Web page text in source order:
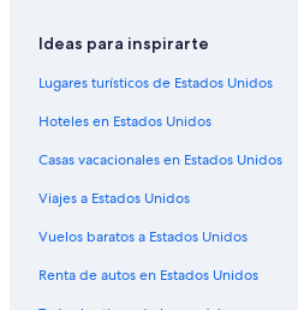
Cabañas en Pomasqui
Casas de huéspedes en
Apartamentos en Pomasqui
Hoteles haciendas en Pomasqui
Hostales en Pomasqui
Hoteles en Pomasqui
Villas en Pomasqui
Ideas para inspirarte
Lugares turísticos de Estados Unidos
Hoteles en Estados Unidos
Casas vacacionales en Estados Unidos
Viajes a Estados Unidos
Vuelos baratos a Estados Unidos
Renta de autos en Estados Unidos